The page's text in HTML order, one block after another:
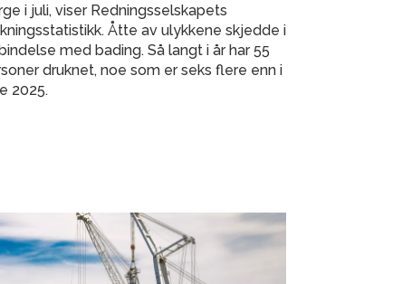
i juli, viser Redningsselskapets
Åtte av ulykkene skjedde i
med bading. Så langt i år har 55
druknet, noe som er seks flere enn i
2025.